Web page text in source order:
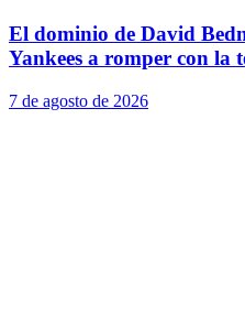
El dominio de David
Yankees a romper con la
7 de agosto de 2026